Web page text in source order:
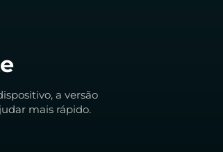
a versão
mais rápido.